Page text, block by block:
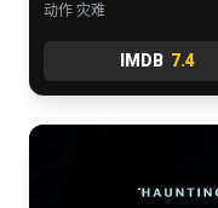
动作 灾难
IMDB 7.4